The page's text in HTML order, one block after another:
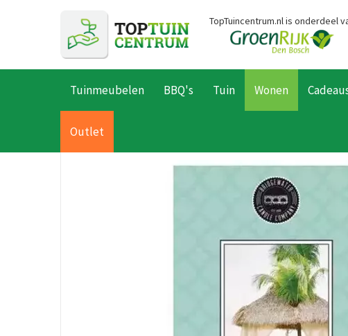
Home Producten
TopTuincentrum.nl is onderdeel
Tuinmeubelen BBQ's Tuin Wonen
Outlet